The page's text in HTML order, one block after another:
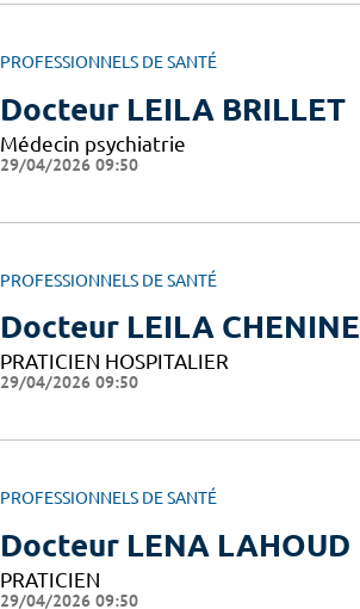
PROFESSIONNELS DE SANTÉ
Docteur LEILA BRILLET
Médecin psychiatrie
29/04/2026 09:50
PROFESSIONNELS DE SANTÉ
Docteur LEILA CHENINE
PRATICIEN HOSPITALIER
29/04/2026 09:50
PROFESSIONNELS DE SANTÉ
Docteur LENA LAHOUD
PRATICIEN
29/04/2026 09:50